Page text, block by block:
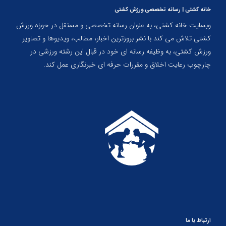
خانه کشتی | رسانه تخصصی ورزش کشتی
وبسایت خانه کشتی، به عنوان رسانه تخصصی و مستقل در حوزه ورزش
کشتی تلاش می کند با نشر بروزترین اخبار، مطالب، ویدیوها و تصاویر
ورزش کشتی، به وظیفه رسانه ای خود در قبال این رشته ورزشی در
چارچوب رعایت اخلاق و مقررات حرفه ای خبرنگاری عمل کند.
ارتباط با ما